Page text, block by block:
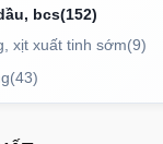
bcs(152)
xịt xuất tinh sớm(9)
(43)